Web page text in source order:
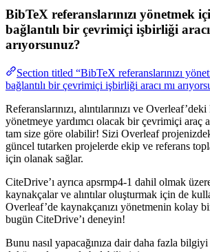
BibTeX referanslarınızı yönetmek
bağlantılı bir çevrimiçi işbirliği aracı
arıyorsunuz?
Section titled “BibTeX referanslarınızı
bağlantılı bir çevrimiçi işbirliği aracı mı
Referanslarınızı, alıntılarınızı ve Overleaf’deki
yönetmeye yardımcı olacak bir çevrimiçi araç
tam size göre olabilir! Sizi Overleaf
güncel tutarken projelerde ekip ve referans
için olanak sağlar.
CiteDrive’ı ayrıca apsrmp4-1 dahil olmak
kaynakçalar ve alıntılar oluşturmak için de
Overleaf’de kaynakçanızı yönetmenin kolay
bugün CiteDrive’ı deneyin!
Bunu nasıl yapacağınıza dair daha fazla